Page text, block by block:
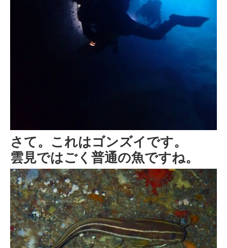
さて。これはゴンズイです。
雲見ではごく普通の魚ですね。